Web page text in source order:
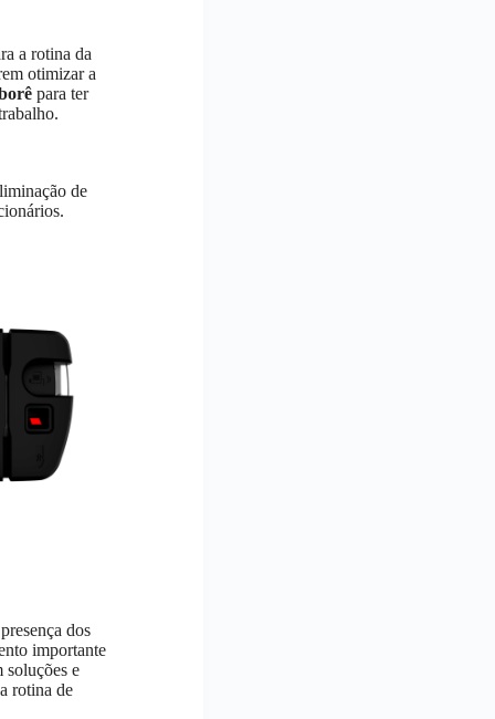
a rotina da
otimizar a
para ter
de
dos
importante
soluções e
rotina de